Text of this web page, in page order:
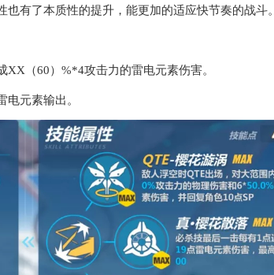
有了本质性的提升，能更加的适应快节奏的战斗。
（60）%*4攻击力的雷电元素伤害。
元素输出。